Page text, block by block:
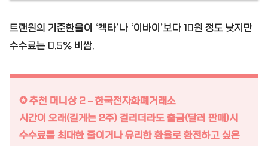
트랜원의 기준환율이 ‘켁타’나 ‘이바이’보다 10원 정도 낮지만
수수료는 0.5% 비쌈.
✪ 추천 머니상 2 – 한국전자화폐거래소
시간이 오래(길게는 2주) 걸리더라도 출금(달러 판매)시
수수료를 최대한 줄이거나 유리한 환율로 환전하고 싶은